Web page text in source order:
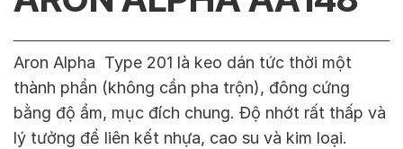
Aron Alpha Type 201 là keo dán tức thời một
thành phần (không cần pha trộn), đông cứng
bằng độ ẩm, mục đích chung. Độ nhớt rất thấp và
lý tưởng để liên kết nhựa, cao su và kim loại.